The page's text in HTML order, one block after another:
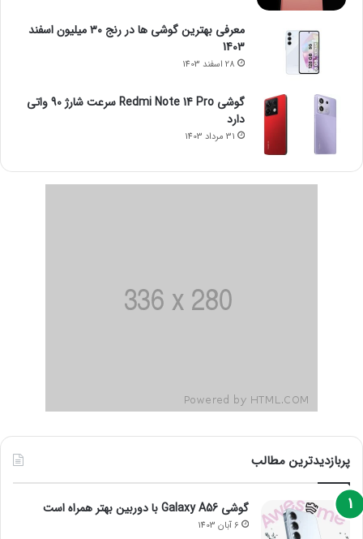
معرفی بهترین گوشی ها در رنج ۳۰ میلیون اسفند
1403
28 اسفند 1403
گوشی Redmi Note 14 Pro سرعت شارژ 90 واتی
دارد
31 مرداد 1403
پربازدیدترین مطالب
گوشی Galaxy A56 با دوربین بهتر همراه است
6 آبان 1403